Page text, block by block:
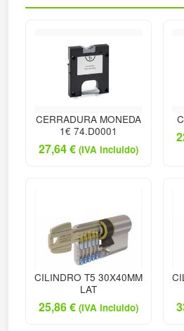
CERRADURA MONEDA
1€ 74.D0001
27,64€ (IVA incluido)
CILINDRO T5 30X40MM
LAT
25,86€ (IVA incluido)